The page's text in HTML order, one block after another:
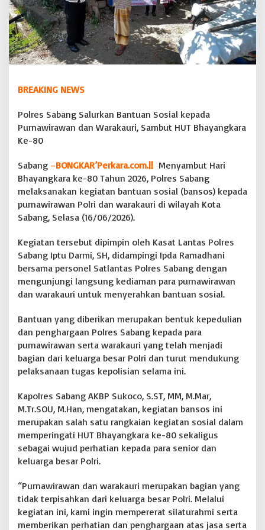
a
n
B
a
n
t
n
o
s
k
e
p
d
a
u
r
a
w
i
a
a
n
d
a
a
r
a
k
,
S
BREAKING NEWS
Polres Sabang Salurkan Bantuan Sosial kepada
Purnawirawan dan Warakauri, Sambut HUT Bhayangkara
Ke-80
Sabang –BONGKAR’Perkara.com.|| Menyambut Hari
Bhayangkara ke-80 Tahun 2026, Polres Sabang
melaksanakan kegiatan bantuan sosial (bansos) kepada
purnawirawan Polri dan warakauri di wilayah Kota
Sabang, Selasa (16/06/2026).
Kegiatan tersebut dipimpin oleh Kasat Lantas Polres
Sabang Iptu Darmi, SH, didampingi Ipda Ramadhani
bersama personel Satlantas Polres Sabang dengan
mengunjungi langsung kediaman para purnawirawan
dan warakauri untuk menyerahkan bantuan sosial.
Bantuan yang diberikan merupakan bentuk kepedulian
dan penghargaan Polres Sabang kepada para
purnawirawan serta warakauri yang telah menjadi
bagian dari keluarga besar Polri dan turut mendukung
pelaksanaan tugas kepolisian selama ini.
Kapolres Sabang AKBP Sukoco, S.ST, MM, M.Mar,
M.Tr.SOU, M.Han, mengatakan, kegiatan bansos ini
merupakan salah satu rangkaian kegiatan sosial dalam
memperingati HUT Bhayangkara ke-80 sekaligus
sebagai wujud perhatian kepada para senior dan
keluarga besar Polri.
“Purnawirawan dan warakauri merupakan bagian yang
tidak terpisahkan dari keluarga besar Polri. Melalui
kegiatan ini, kami ingin mempererat silaturahmi serta
memberikan perhatian dan penghargaan atas jasa serta